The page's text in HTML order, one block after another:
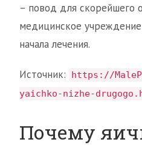
– повод для скорейшего
медицинское
начала лечения.
Источник:
https://
yaichko-nizhe-
Почему